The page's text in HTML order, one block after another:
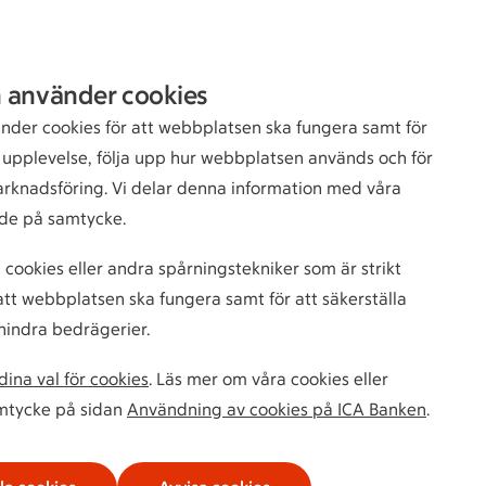
använder cookies
cookies för att webbplatsen ska fungera samt för
följa upp hur webbplatsen används och för
Vi delar denna information med våra
på samtycke.
cookies eller andra spårningstekniker som är strikt
webbplatsen ska fungera samt för att säkerställa
bedrägerier.
val för cookies. Läs mer om våra cookies eller
på sidan Användning av cookies på ICA Banken.